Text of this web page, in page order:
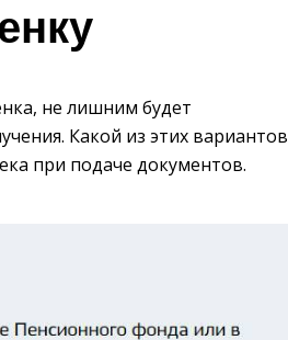
не лишним будет
Какой из этих вариантов
при подаче документов.